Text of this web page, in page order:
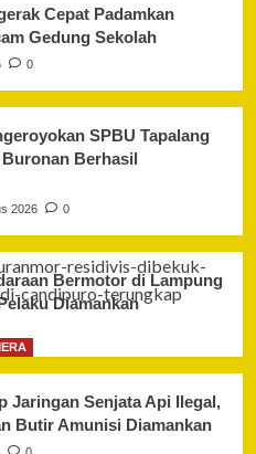
Cepat Padamkan
Gedung Sekolah
0
SPBU Tapalang
Berhasil
2026
0
Bermotor di Lampung
Diamankan
Jaringan Senjata Api Ilegal,
Butir Amunisi Diamankan